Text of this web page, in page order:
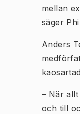
mellan
säger
Anders
– När
och till